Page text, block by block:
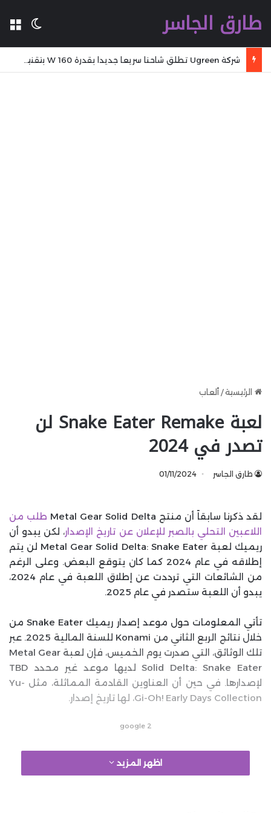
طارق الجاسر
شركة Ugreen تطلق شاحنا سريعا جديدا بقدرة 160 W بتقنية GaN مع تقنية WiFi وكابل مدمج وشاشة
الرئيسية/ ألعاب
لعبة Snake Eater Remake لن
تصدر في 2024
طارق الجاسر 01/11/2024
لقد ذكرنا سابقاً أن منتج Metal Gear Solid Delta
طلب من
اللاعبين التحلي بالصبر للإعلان عن تاريخ الإصدار، لكن يبدو أن
ريميك لعبة Metal Gear Solid Delta: Snake Eater لن يتم
إطلاقه في عام 2024 كما كان يتوقع البعض. وعلى الرغم
من الشائعات التي ترددت عن إطلاق اللعبة في عام 2024،
يبدو أن اللعبة ستصدر في عام 2025.
تأتي المعلومات حول موعد إصدار ريميك Snake Eater من
خلال نتائج الربع الثاني من Konami للسنة المالية 2025. عبر
تلك الوثائق، التي صدرت يوم الخميس، فإن لعبة Metal Gear
Solid Delta: Snake Eater لديها موعد غير محدد TBD
لإصدارها. في حين أن العناوين القادمة المماثلة، مثل Yu-
Gi-Oh! Early Days Collection، لها تاريخ إصدار.
google 2
وبالطبع، مع انطلاق شهر نوفمبر، بدا الأمر دائمًا وكأنه
اظهر المزيد